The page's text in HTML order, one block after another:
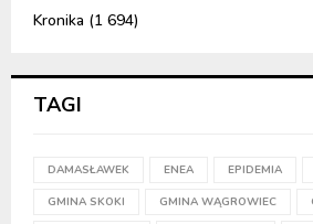
Kronika (1 694)
TAGI
DAMASŁAWEK ENEA EPIDEMIA
GMINA SKOKI GMINA WĄGROWIEC